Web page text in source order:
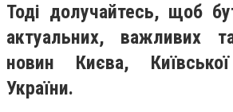
Тоді долучайтесь, щоб
актуальних, важливих
новин Києва,
України.